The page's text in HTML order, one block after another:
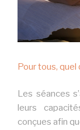
Pour tous, quel
Les séances
leurs
conçues afin